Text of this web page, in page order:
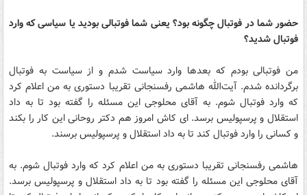
حضور شما در فوتبال چگونه بود؟ یعنی شما فوتبالی بودید یا سیاسی که وارد
فوتبال شدید؟
من فوتبالی بودم که بعدها وارد سیاست شدم و از سیاست به فوتبال
برگردانده شدم. آیت‌الله هاشمی رفسنجانی تقریبا دستوری به من اعلام کرد
که وارد فوتبال شوم. به آقای محلوجی این مسئله را گفته بود تا به داد
استقلال و پرسپولیس برسد. ای کاش امروز هم دکتر روحانی این کار را بکند
و کسانی را وارد فوتبال کند تا به داد استقلال و پرسپولیس برسند.
هاشمی رفسنجانی تقریبا دستوری به من اعلام کرد که وارد فوتبال شوم. به
آقای محلوجی این مسئله را گفته بود تا به داد استقلال و پرسپولیس برسد.